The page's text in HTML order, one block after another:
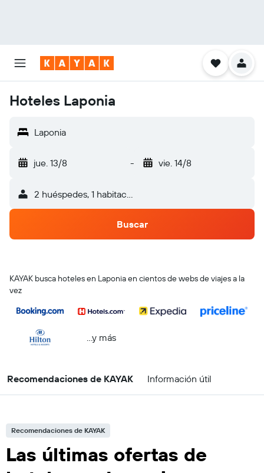
Hoteles Laponia
Laponia
jue. 13/8 - vie. 14/8
2 huéspedes, 1 habitación
Buscar
KAYAK busca hoteles en Laponia en cientos de webs de viajes a la
vez
...y más
Recomendaciones de KAYAK Información útil
Recomendaciones de KAYAK
Las últimas ofertas de